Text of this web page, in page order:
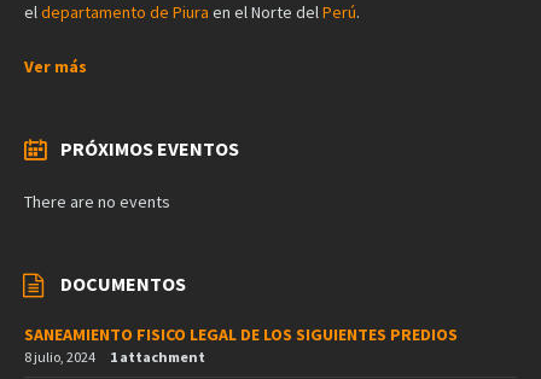
eldepartamento de Piura en el Norte delPerú.
Ver más
PRÓXIMOS EVENTOS
There are no events
DOCUMENTOS
SANEAMIENTO FISICO LEGAL DE LOS SIGUIENTES PREDIOS
8 julio, 2024 1 attachment